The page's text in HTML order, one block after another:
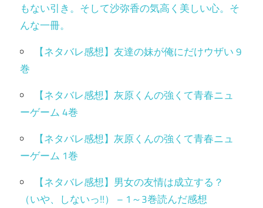
もない引き。そして沙弥香の気高く美しい心。そ
んな一冊。
【ネタバレ感想】友達の妹が俺にだけウザい 9
巻
【ネタバレ感想】灰原くんの強くて青春ニュ
ーゲーム 4巻
【ネタバレ感想】灰原くんの強くて青春ニュ
ーゲーム 1巻
【ネタバレ感想】男女の友情は成立する？
（いや、しないっ!!） – 1～3巻読んだ感想